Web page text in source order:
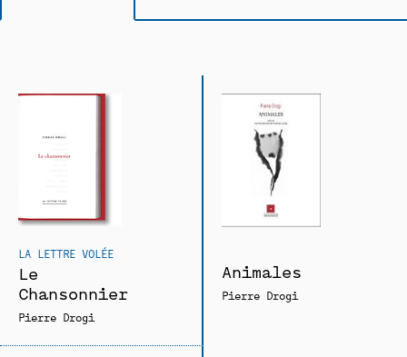
LA LETTRE VOLÉE
Le
Chansonnier
Pierre Drogi
Animales
Pierre Drogi